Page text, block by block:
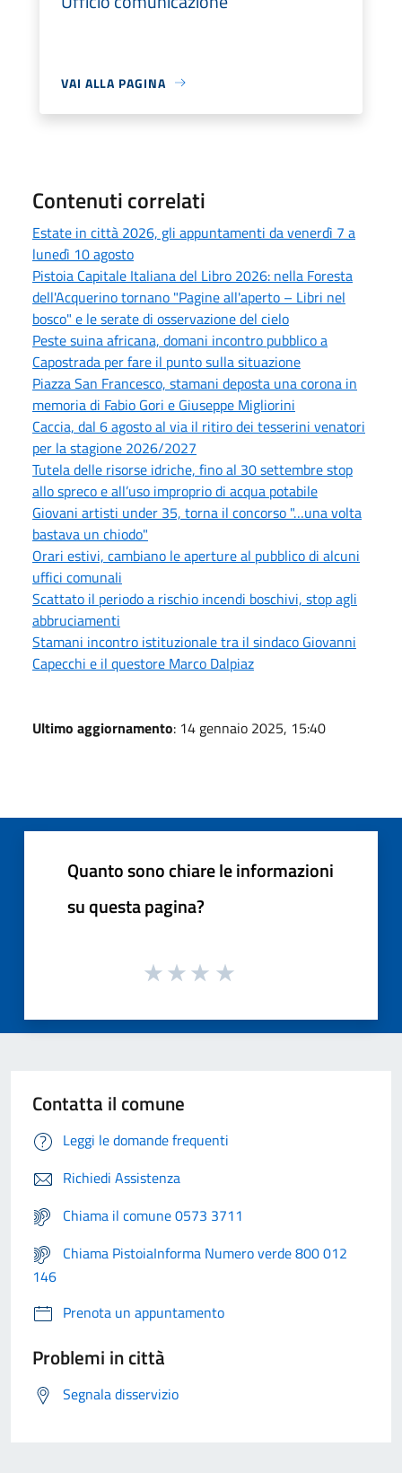
VAI ALLA PAGINA
Contenuti correlati
Estate in città 2026, gli appuntamenti da venerdì 7 a
lunedì 10 agosto
Pistoia Capitale Italiana del Libro 2026: nella Foresta
dell'Acquerino tornano "Pagine all'aperto – Libri nel
bosco" e le serate di osservazione del cielo
Peste suina africana, domani incontro pubblico a
Capostrada per fare il punto sulla situazione
Piazza San Francesco, stamani deposta una corona in
memoria di Fabio Gori e Giuseppe Migliorini
Caccia, dal 6 agosto al via il ritiro dei tesserini venatori
per la stagione 2026/2027
Tutela delle risorse idriche, fino al 30 settembre stop
allo spreco e all’uso improprio di acqua potabile
Giovani artisti under 35, torna il concorso "…una volta
bastava un chiodo"
Orari estivi, cambiano le aperture al pubblico di alcuni
uffici comunali
Scattato il periodo a rischio incendi boschivi, stop agli
abbruciamenti
Stamani incontro istituzionale tra il sindaco Giovanni
Capecchi e il questore Marco Dalpiaz
Ultimo aggiornamento: 14 gennaio 2025, 15:40
Quanto sono chiare le informazioni
su questa pagina?
Contatta il comune
Leggi le domande frequenti
Richiedi Assistenza
Chiama il comune 0573 3711
Chiama PistoiaInforma Numero verde 800 012
146
Prenota un appuntamento
Problemi in città
Segnala disservizio